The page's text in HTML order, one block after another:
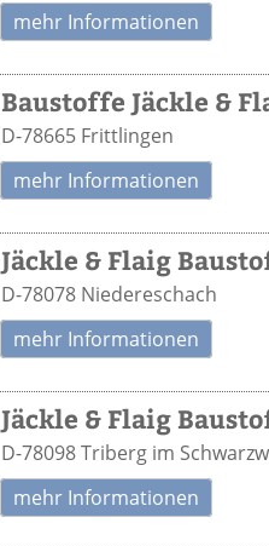
mehr Informationen
Baustoffe Jäckle &
D-78665 Frittlingen
mehr Informationen
Jäckle & Flaig
D-78078 Niedereschach
mehr Informationen
Jäckle & Flaig
D-78098 Triberg im
mehr Informationen